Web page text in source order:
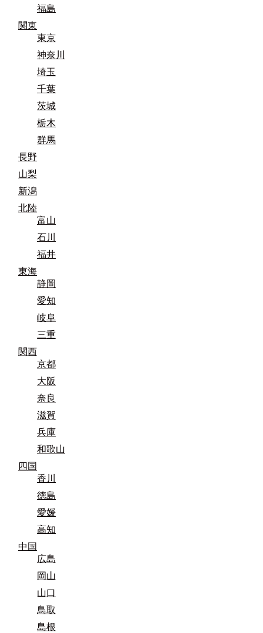
福島
関東
東京
神奈川
埼玉
千葉
茨城
栃木
群馬
長野
山梨
新潟
北陸
富山
石川
福井
東海
静岡
愛知
岐阜
三重
関西
京都
大阪
奈良
滋賀
兵庫
和歌山
四国
香川
徳島
愛媛
高知
中国
広島
岡山
山口
鳥取
島根